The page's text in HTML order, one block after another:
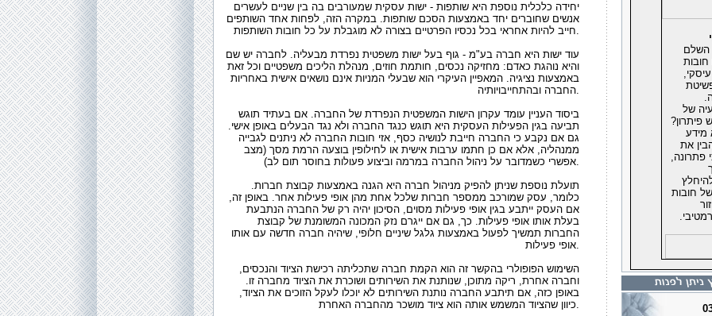
יחידה כלכלית נוספת היא שותפות - ישות עסקית שמעורבים בה בין שניים לעשרים
אנשים שחוברים יחד באמצעות הסכם שותפות. במקרה הזה, לפחות אחד השותפים
חייב להיות אחראי בכל נכסיו הפרטיים בצורה לא מוגבלת על כל חובות השותפות.
עוד ישות היא חברה בע"מ - גוף בעל ישות משפטית נפרדת מבעליה. לחברה יש שם
והיא נוהגת כאדם: מחזיקה נכסים, חותמת חוזים, מנהלת הליכים משפטיים וכל זאת
באמצעות נציגיה. המאפיין העיקרי הוא שבעלי המניות אינם נושאים אישית באחריות
החברה ובהתחייבויותיה.
ביסוד העניין עומד עקרון הישות המשפטית הנפרדת של החברה. אם בעתיד תוגש
תביעה בגין הפעילות העסקית היא תוגש כנגד החברה ולא נגד הבעלים באופן אישי.
גם אם נקבע כי החברה חייבת לנושיה כסף, אזי חובות החברה לא ניתנים לגבייה
ממנהליה, אלא אם כן חתמו ערבות אישית או לחילופין בוצעה הרמת מסך (מצב
אפשרי כשמדובר על ניהול החברה במרמה וביצוע פעולות בחוסר תום לב).
תועלת נוספת שניתן להפיק מניהול חברה היא הגנה באמצעות קבוצת חברות.
כלומר, עסק שמורכב ממספר חברות שלכל אחת מהן אופי פעילות אחר. באופן זה,
אם העסק ייתבע בגין אופי פעילות מסוים, הסיכון יהיה רק של החברה הנתבעת
בעלת אותו אופי פעילות. כך, גם אם ייגרם נזק המכונה המשומנת של קבוצת
החברות תמשיך לפעול באמצעות גלגל שיניים חלופי, שיהיה חברה חדשה עם אותו
אופי פעילות.
השימוש הפופולרי בהקשר זה הוא הקמת חברה שתכליתה רכישת הציוד והנכסים,
וחברה אחרת, ריקה מתוכן, שנותנת את השירותים ושוכרת את הציוד מחברה זו.
באופן כזה, אם תיתבע החברה נותנת השירותים לא יוכלו לעקל הזוכים את הציוד,
כיוון שהציוד המשמש אותה הוא ציוד מושכר מהחברה האחרת.
הכינוס בשנה
ניתנו 1827
מכלל
אחריו
בפירוק מעודכן
המשפטים
רגל מעודכן ליום
המשפטים
מחילה שעל החוב
מההחלטה
הישראלי
השלם
של
פיתרון?
מידע
את
פתרונה,
חובות